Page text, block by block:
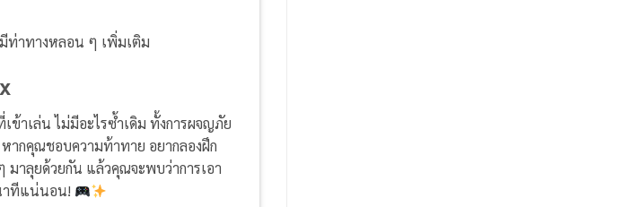
ท่าทางหลอน ๆ เพิ่มเติม
าเล่น ไม่มีอะไรซ้ำเดิม ทั้งการผจญภัย
หากคุณชอบความท้าทาย อยากลองฝึก
าลุยด้วยกัน แล้วคุณจะพบว่าการเอา
าทีแน่นอน!